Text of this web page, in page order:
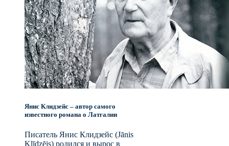
Янис Клидзейс – автор самого
известного романа о Латгалии
Писатель Янис Клидзейс (Jānis
Klīdzējs) родился и вырос в